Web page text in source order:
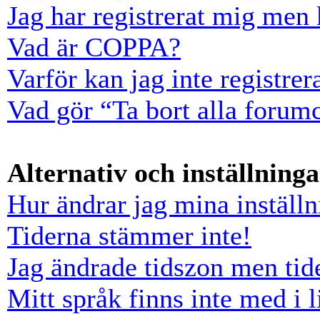
Jag har registrerat mig
Vad är COPPA?
Varför kan jag inte
Vad gör “Ta bort alla
Alternativ och
Hur ändrar jag mina
Tiderna stämmer inte!
Jag ändrade tidszon men
Mitt språk finns inte med i